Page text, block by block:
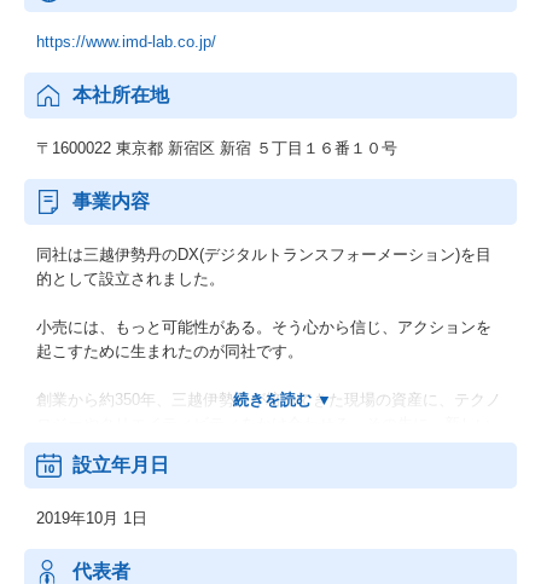
https://www.imd-lab.co.jp/
本社所在地
〒1600022 東京都 新宿区 新宿 ５丁目１６番１０号
事業内容
同社は三越伊勢丹のDX(デジタルトランスフォーメーション)を目
的として設立されました。
小売には、もっと可能性がある。そう心から信じ、アクションを
起こすために生まれたのが同社です。
創業から約350年、三越伊勢丹が培ってきた現場の資産に、テクノ
買い物体験が生まれる。
タートしています。
設立年月日
2019年10月 1日
代表者